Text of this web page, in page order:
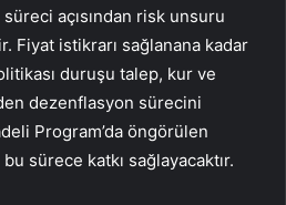
açısından risk unsuru
Fiyat istikrarı sağlanana kadar
duruşu talep, kur ve
dezenflasyon sürecini
Program’da öngörülen
sürece katkı sağlayacaktır.